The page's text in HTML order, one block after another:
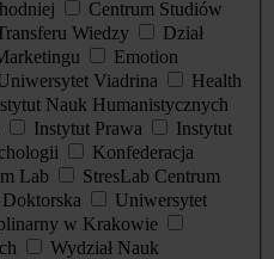
Centrum Studiów
Wiedzy
Dział
Emotion
Viadrina
Health
Nauk Humanistycznych
Instytut Prawa
Instytut
Konfederacja
Lab
StresLab Centrum
Doktorska
Uniwersytet
w Krakowie
Wydział Nauk